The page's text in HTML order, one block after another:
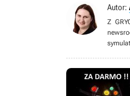
Autor:
Z
jednak